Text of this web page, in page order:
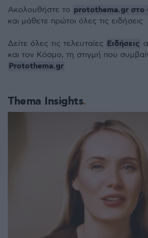
Thema Insights
Ακολουθήστε το protothema.gr στο
και μάθετε πρώτοι όλες τις ειδήσεις
Δείτε όλες τις τελευταίες Ειδήσεις
και τον Κόσμο, τη στιγμή που
Protothema.gr